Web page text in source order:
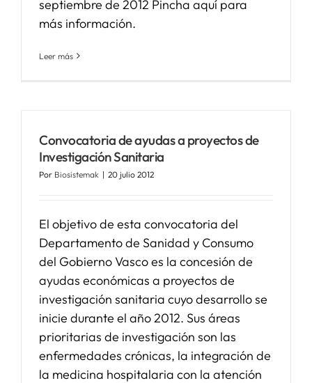
septiembre de 2012 Pincha aquí para
más información.
Leer más
Convocatoria de ayudas a proyectos de
Investigación Sanitaria
Por Biosistemak | 20 julio 2012
El objetivo de esta convocatoria del
Departamento de Sanidad y Consumo
del Gobierno Vasco es la concesión de
ayudas económicas a proyectos de
investigación sanitaria cuyo desarrollo se
inicie durante el año 2012. Sus áreas
prioritarias de investigación son las
enfermedades crónicas, la integración de
la medicina hospitalaria con la atención